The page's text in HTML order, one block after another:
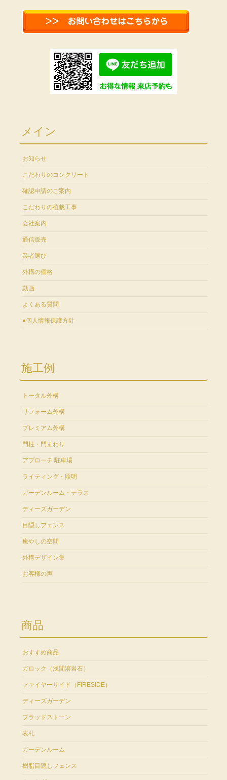
メイン
お知らせ
こだわりのコンクリート
確認申請のご案内
こだわりの植栽工事
会社案内
通信販売
業者選び
外構の価格
動画
よくある質問
●個人情報保護方針
施工例
トータル外構
リフォーム外構
プレミアム外構
門柱・門まわり
アプローチ 駐車場
ライティング・照明
ガーデンルーム・テラス
ディーズガーデン
目隠しフェンス
癒やしの空間
外構デザイン集
お客様の声
商品
おすすめ商品
ガロック（浅間溶岩石）
ファイヤーサイド（FIRESIDE）
ディーズガーデン
ブラッドストーン
表札
ガーデンルーム
樹脂目隠しフェンス